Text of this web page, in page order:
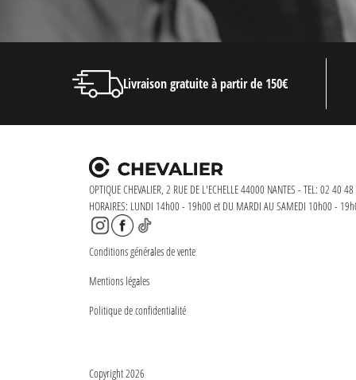
Livraison gratuite à partir de 150€
OPTIQUE CHEVALIER, 2 RUE DE L'ECHELLE 44000 NANTES - TEL: 02 40
HORAIRES: LUNDI 14h00 - 19h00 et DU MARDI AU SAMEDI 10h00 -
Conditions générales de vente
Mentions légales
Politique de confidentialité
Copyright 2026